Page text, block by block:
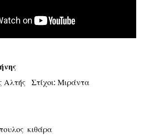
Αλτής Στίχοι: Μιράντα
κιθάρα